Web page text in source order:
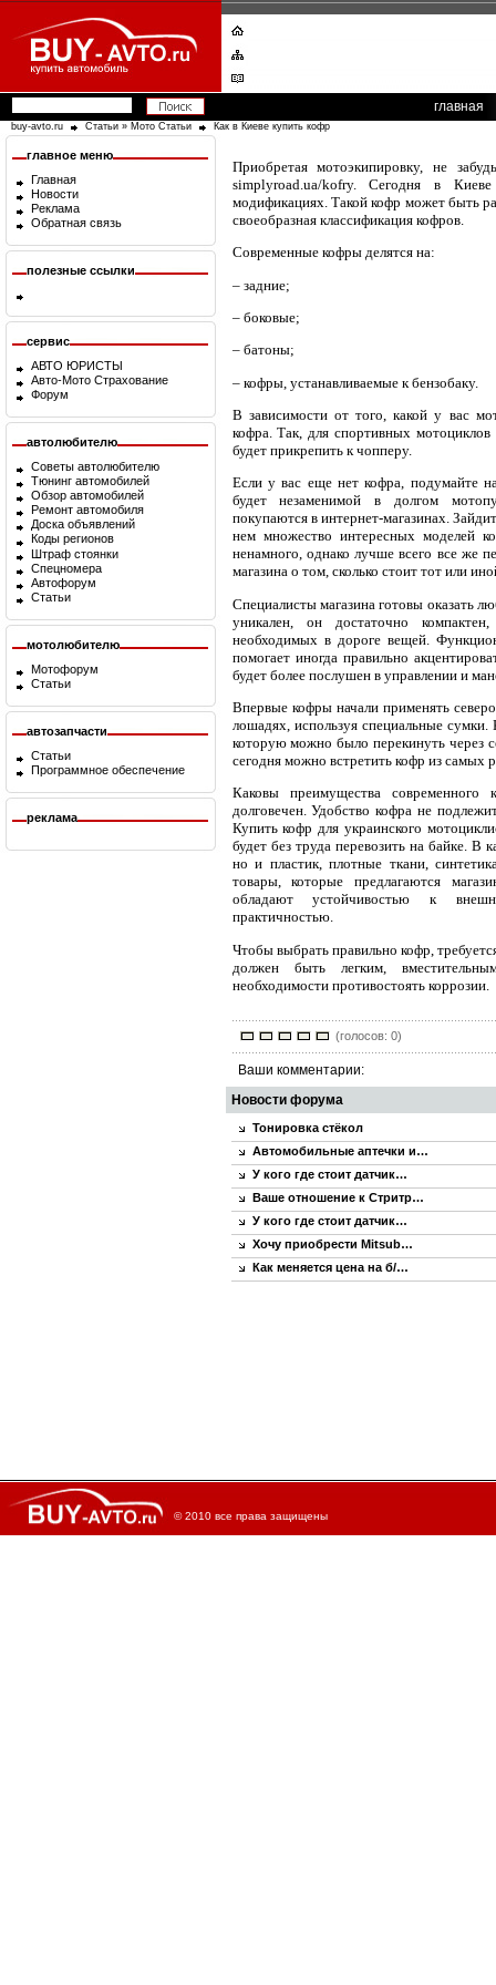
главная
buy-avto.ru Статьи » Мото Статьи Как в Киеве купить кофр
главное меню
Главная
Новости
Реклама
Обратная связь
полезные ссылки
сервис
АВТО ЮРИСТЫ
Авто-Мото Страхование
Форум
автолюбителю
Советы автолюбителю
Тюнинг автомобилей
Обзор автомобилей
Ремонт автомобиля
Доска объявлений
Коды регионов
Штраф стоянки
Спецномера
Автофорум
Статьи
мотолюбителю
Мотофорум
Статьи
автозапчасти
Статьи
Программное обеспечение
реклама
Приобретая мотоэкипировку, не
simplyroad.ua/kofry. Сегодня в
модификациях. Такой кофр может быть
своеобразная классификация кофров.
Современные кофры делятся на:
– задние;
– боковые;
– батоны;
– кофры, устанавливаемые к бензобаку.
В зависимости от того, какой у вас
кофра. Так, для спортивных
будет прикрепить к чопперу.
Если у вас еще нет кофра, подумайте
будет незаменимой в долгом
покупаются в интернет-магазинах.
нем множество интересных моделей
ненамного, однако лучше всего все же
магазина о том, сколько стоит тот или
Специалисты магазина готовы оказать
уникален, он достаточно
необходимых в дороге вещей.
помогает иногда правильно
будет более послушен в управлении и
Впервые кофры начали применять
лошадях, используя специальные
которую можно было перекинуть через
сегодня можно встретить кофр из самых
Каковы преимущества современного
долговечен. Удобство кофра не
Купить кофр для украинского
будет без труда перевозить на байке. В
но и пластик, плотные ткани,
товары, которые предлагаются
обладают устойчивостью к
практичностью.
Чтобы выбрать правильно кофр,
должен быть легким,
необходимости противостоять коррозии.
(голосов: 0)
Ваши комментарии:
Новости форума
Тонировка стёкол
Автомобильные аптечки и…
У кого где стоит датчик…
Ваше отношение к Стритр…
У кого где стоит датчик…
Хочу приобрести Mitsub…
Как меняется цена на б/…
© 2010 все права защищены